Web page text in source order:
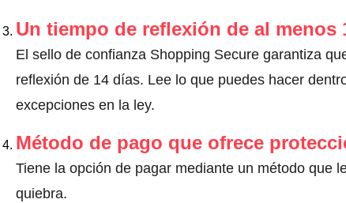
Un tiempo de reflexión de al menos
El sello de confianza Shopping Secure garantiza
reflexión de 14 días. Lee lo que puedes hacer
excepciones en la ley.
Método de pago que ofrece
Tiene la opción de pagar mediante un método que
quiebra.